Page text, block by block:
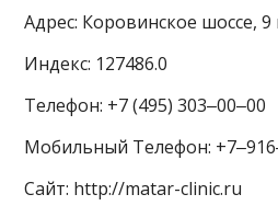
Адрес: Коровинское шоссе, 9
Индекс: 127486.0
Телефон: +7 (495) 303‒00‒00
Мобильный Телефон:
Сайт: http://matar-clinic.ru